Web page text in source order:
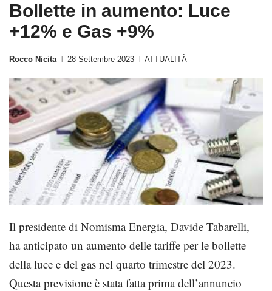
Bollette in aumento: Luce
+12% e Gas +9%
Rocco Nicita 28 Settembre 2023 ATTUALITÀ
Il presidente di Nomisma Energia, Davide Tabarelli,
ha anticipato un aumento delle tariffe per le bollette
della luce e del gas nel quarto trimestre del 2023.
Questa previsione è stata fatta prima dell’annuncio